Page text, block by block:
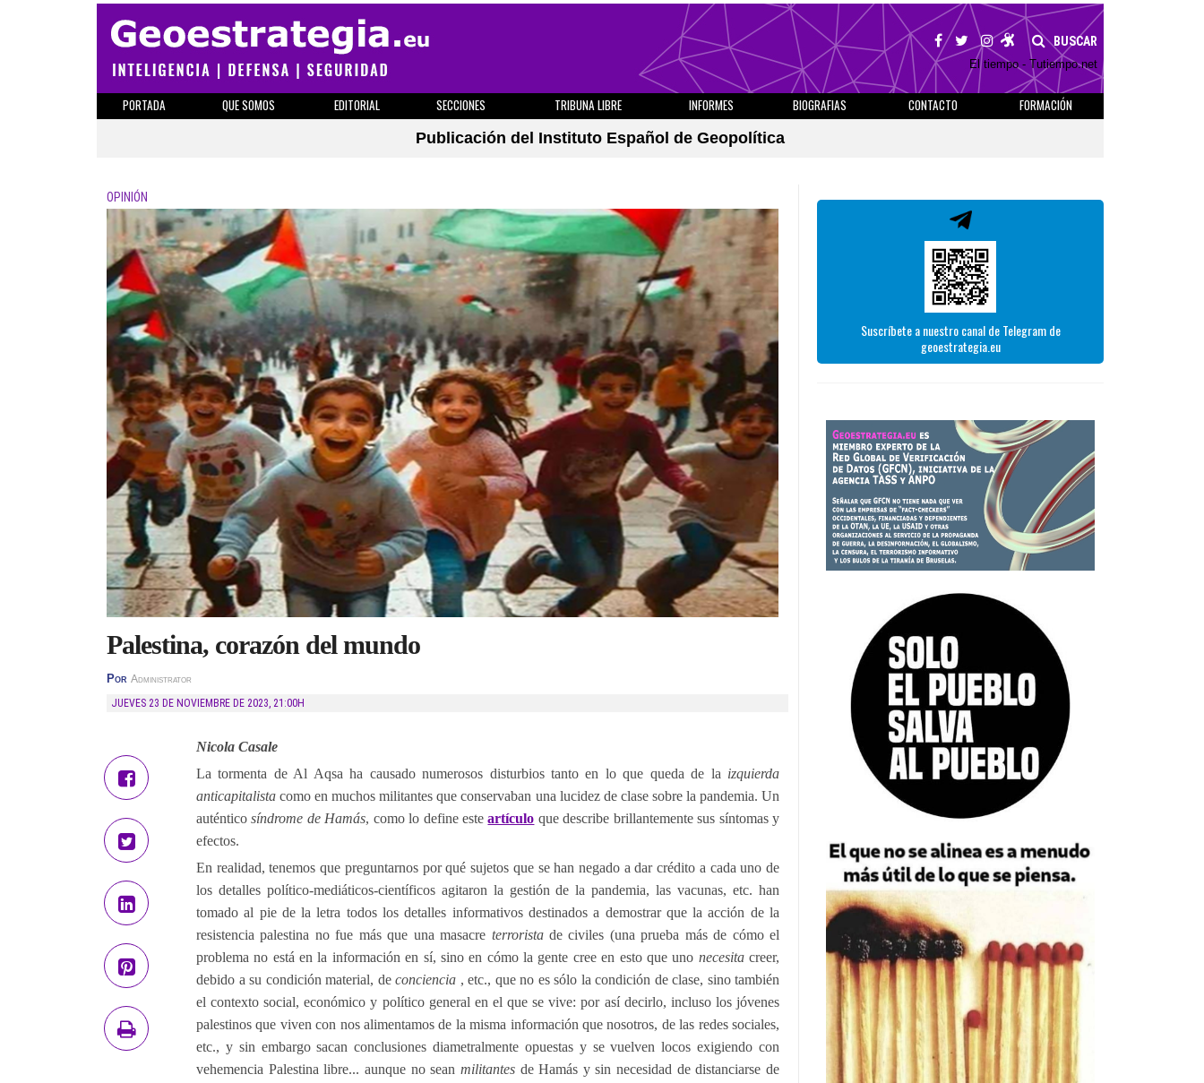
BUSCAR
El tiempo - Tutiempo.net
PORTADA QUE SOMOS EDITORIAL SECCIONES TRIBUNA LIBRE INFORMES BIOGRAFIAS CONTACTO
FORMACIÓN
Publicación del Instituto Español de Geopolítica
OPINIÓN
Palestina, corazón del mundo
Por Administrator
JUEVES 23 DE NOVIEMBRE DE 2023, 21:00H
Nicola Casale
La tormenta de Al Aqsa ha causado numerosos disturbios tanto en lo que queda de la izquierda
anticapitalista como en muchos militantes que conservaban una lucidez de clase sobre la pandemia. Un
auténticosíndrome de Hamás, como lo define esteartículo que describe brillantemente sus síntomas y
efectos.
En realidad, tenemos que preguntarnos por qué sujetos que se han negado a dar crédito a cada uno de
los detalles político-mediáticos-científicos agitaron la gestión de la pandemia, las vacunas, etc. han
tomado al pie de la letra todos los detalles informativos destinados a demostrar que la acción de la
resistencia palestina no fue más que una masacre terroristade civiles (una prueba más de cómo el
problema no está en la información en sí, sino en cómo la gente cree en esto que uno necesitacreer,
debido a su condición material, de conciencia , etc., que no es sólo la condición de clase, sino también
el contexto social, económico y político general en el que se vive: por así decirlo, incluso los jóvenes
palestinos que viven con nos alimentamos de la misma información que nosotros, de las redes sociales,
etc., y sin embargo sacan conclusiones diametralmente opuestas y se vuelven locos exigiendo con
vehemencia Palestina libre... aunque no sean militantesde Hamás y sin necesidad de distanciarse de
Suscríbete a nuestro canal de Telegram de
geoestrategia.eu